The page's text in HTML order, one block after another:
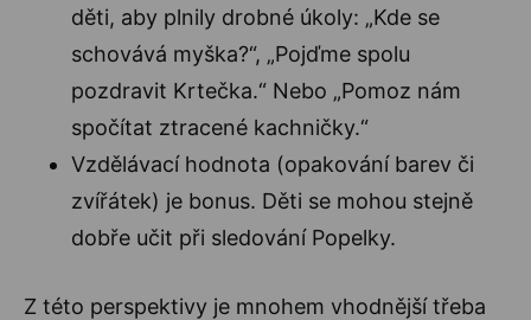
děti, aby plnily drobné úkoly: „Kde se
schovává myška?“, „Pojďme spolu
pozdravit Krtečka.“ Nebo „Pomoz nám
spočítat ztracené kachničky.“
Vzdělávací hodnota (opakování barev či
zvířátek) je bonus. Děti se mohou stejně
dobře učit při sledování Popelky.
Z této perspektivy je mnohem vhodnější třeba